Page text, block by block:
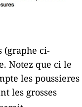
(graphe ci-
Notez que ci le
les poussieres
les grosses